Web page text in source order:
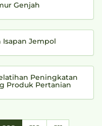
Genjah
Isapan Jempol
Peningkatan
Produk Pertanian